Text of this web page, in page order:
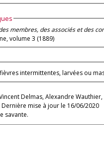
membres, des associés et des
volume 3 (1889)
intermittentes, larvées ou
Delmas, Alexandre
mise à jour le 16/06/2020
savante.